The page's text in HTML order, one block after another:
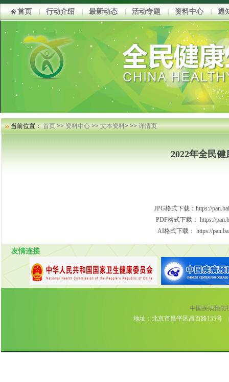
首页 行动介绍 最新动态 活动专题 资料中心 通
当前位置：首页>>资料中心>>文本资料> >>详情页
2022年全民
JPG格式下载： https://
PDF格式下载： https://
AI格式下载： https://
友情连接
中国疾病预防
地址：北京市昌平区昌百路155号